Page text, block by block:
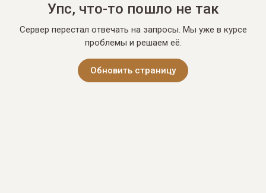
Упс, что-то пошло не так
Сервер перестал отвечать на запросы. Мы уже в курсе
проблемы и решаем её.
Обновить страницу